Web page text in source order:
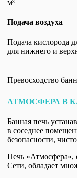
Подача воздуха
Подача кислорода
для нижнего и
Превосходство
АТМОСФЕРА В
Банная печь
в соседнее
безопасности,
Печь
Сети, обладает